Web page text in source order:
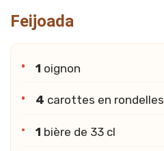
Feijoada
1 oignon
4 carottes en rondelles
1 bière de 33 cl